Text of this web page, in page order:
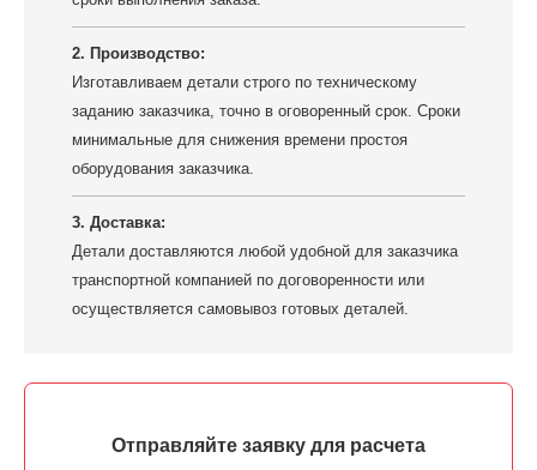
2. Производство:
Изготавливаем детали строго по техническому
заданию заказчика, точно в оговоренный срок. Сроки
минимальные для снижения времени простоя
оборудования заказчика.
3. Доставка:
Детали доставляются любой удобной для заказчика
транспортной компанией по договоренности или
осуществляется самовывоз готовых деталей.
Отправляйте заявку для расчета